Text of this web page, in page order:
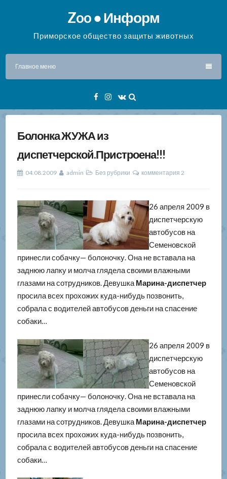
содержимому
Zoo ● Информ
Приморское общество защиты животных
Главное меню
Facebook
Instagram
VK
Болонка ЖУЖА из
диспетчерской.Пристроена!!!
04.08.2009 admin Без рубрики комментария 2
26 апреля 2009 в
диспетчерскую
автобусов на
Семеновской
принесли собачку— болоночку. Она не вставала на
заднюю лапку и молча глядела своими влажными
глазами на сотрудников. Девушка Марина-диспетчер
просила всех прохожих куда-нибудь позвонить,
собрала с водителей автобусов деньги на спасение
собаки…
26 апреля 2009 в
диспетчерскую
автобусов на
Семеновской
принесли собачку— болоночку. Она не вставала на
заднюю лапку и молча глядела своими влажными
глазами на сотрудников. Девушка Марина-диспетчер
просила всех прохожих куда-нибудь позвонить,
собрала с водителей автобусов деньги на спасение
собаки…